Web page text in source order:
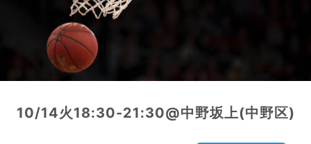
10/14火18:30-21:30@中野坂上(中野区)